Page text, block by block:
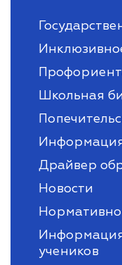
Школьная
Драйвер
Новости
учеников